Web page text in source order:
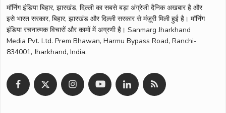
मॉर्निंग इंडिया बिहार, झारखंड, दिल्ली का सबसे बड़ा अंग्रेजी दैनिक अखबार है और
इसे भारत सरकार, बिहार, झारखंड और दिल्ली सरकार से मंज़ूरी मिली हुई है। मॉर्निंग
इंडिया रचनात्मक विचारों और कामों में अग्रणी है। Sanmarg Jharkhand
Media Pvt. Ltd. Prem Bhawan, Harmu Bypass Road, Ranchi-
834001, Jharkhand, India.